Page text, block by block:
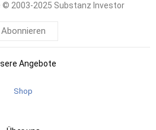
2003-2025 Substanz Investor
Abonnieren
Angebote
Shop